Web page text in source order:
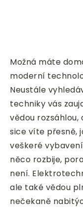
Možná máte
moderní
Neustále
techniky vás
vědou rozsáhlou,
sice víte přesně,
veškeré
něco rozbije,
není.
ale také vědou
nečekaně